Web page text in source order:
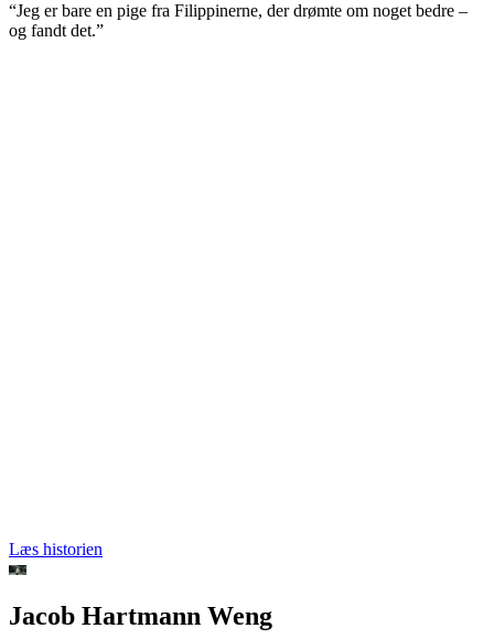
“Jeg er bare en pige fra Filippinerne, der drømte om noget bedre –
og fandt det.”
Læs historien
Jacob Hartmann Weng